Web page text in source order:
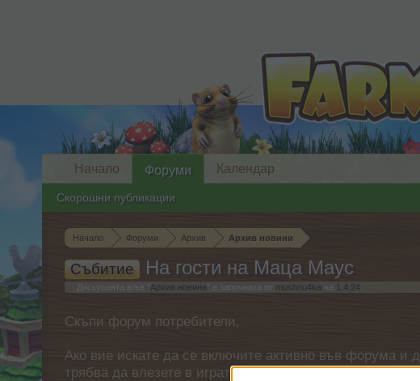
Начало Форуми Архив Архив новини
Събитие На гости на Маца Маус
Дискусията в/ъв " Архив новини " е започната от mushnu4ka на 1.4.24
Скъпи форум потребители,
Ако вие искате да се включите активно във форума и
трябва да влезете в играта. Моля, регистрирайте се,
Начало Форуми
Скорошни публикации
Календар